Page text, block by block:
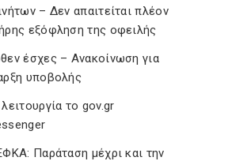
– Δεν απαιτείται πλέον
εξόφληση της οφειλής
έσχες – Ανακοίνωση για
υποβολής
το gov.gr
Παράταση μέχρι και την